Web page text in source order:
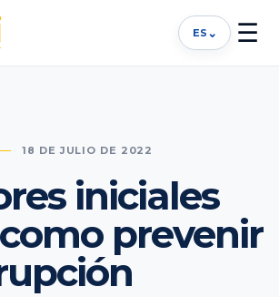
ES ⌄ ☰
18 DE JULIO DE 2022
iniciales
prevenir